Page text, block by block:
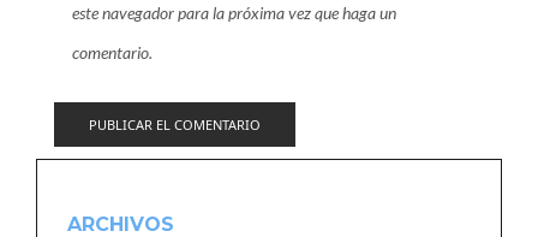
este navegador para la próxima vez que haga un
comentario.
ARCHIVOS